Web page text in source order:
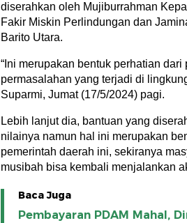
diserahkan oleh Mujiburrahman
Fakir Miskin Perlindungan dan
Barito Utara.
“Ini merupakan bentuk perhatian
permasalahan yang terjadi di
Suparmi, Jumat (17/5/2024) pagi.
Lebih lanjut dia, bantuan yang
nilainya namun hal ini merupakan
pemerintah daerah ini, sekiranya
musibah bisa kembali menjalankan
Baca Juga
Pembayaran PDAM Mahal,